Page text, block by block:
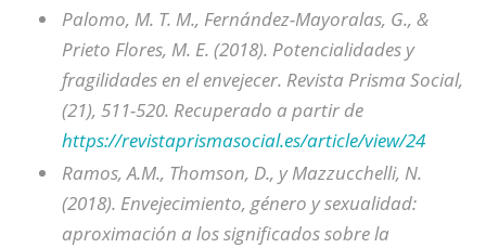
Palomo, M. T. M., Fernández-Mayoralas, G., &
Prieto Flores, M. E. (2018). Potencialidades y
fragilidades en el envejecer. Revista Prisma Social,
(21), 511-520. Recuperado a partir de
https://revistaprismasocial.es/article/view/24
Ramos, A.M., Thomson, D., y Mazzucchelli, N.
(2018). Envejecimiento, género y sexualidad:
aproximación a los significados sobre la